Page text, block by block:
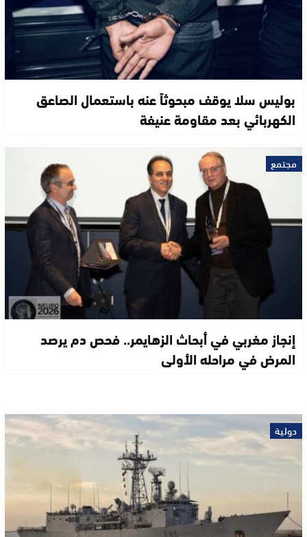
بوليس سلا يوقف مبحوثاً عنه باستعمال الصاعق
الكهربائي بعد مقاومة عنيفة
مجتمع
إنجاز مغربي في أبحاث الزهايمر.. فحص دم يرصد
المرض في مراحله الأولى
دولية